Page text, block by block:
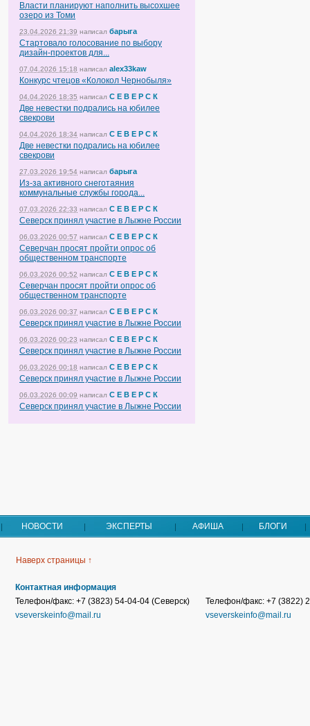
Власти планируют наполнить высохшее
озеро из Томи
23.04.2026 21:39 написал барыга
Стартовало голосование по выбору
дизайн-проектов для...
07.04.2026 15:18 написал alex33kaw
Конкурс чтецов «Колокол Чернобыля»
04.04.2026 18:35 написал С Е В Е Р С К
Две невестки подрались на юбилее
свекрови
04.04.2026 18:34 написал С Е В Е Р С К
Две невестки подрались на юбилее
свекрови
27.03.2026 19:54 написал барыга
Из-за активного снеготаяния
коммунальные службы города...
07.03.2026 22:33 написал С Е В Е Р С К
Северск принял участие в Лыжне России
06.03.2026 00:57 написал С Е В Е Р С К
Северчан просят пройти опрос об
общественном транспорте
06.03.2026 00:52 написал С Е В Е Р С К
Северчан просят пройти опрос об
общественном транспорте
06.03.2026 00:37 написал С Е В Е Р С К
Северск принял участие в Лыжне России
06.03.2026 00:23 написал С Е В Е Р С К
Северск принял участие в Лыжне России
06.03.2026 00:18 написал С Е В Е Р С К
Северск принял участие в Лыжне России
06.03.2026 00:09 написал С Е В Е Р С К
Северск принял участие в Лыжне России
НОВОСТИ ЭКСПЕРТЫ АФИША БЛОГИ
Наверх страницы ↑
Контактная информация
Телефон/факс: +7 (3823) 54-04-04 (Северск)
vseverskeinfo@mail.ru
Телефон/факс: +7 (3822)
vseverskeinfo@mail.ru